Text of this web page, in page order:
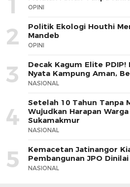
OPINI
2
Politik Ekologi Houthi
Mandeb
OPINI
3
Decak Kagum Elite
Nyata Kampung Aman,
NASIONAL
4
Setelah 10 Tahun Tanpa
Wujudkan Harapan
Sukamakmur
NASIONAL
5
Kemacetan Jatinangor
Pembangunan JPO
NASIONAL